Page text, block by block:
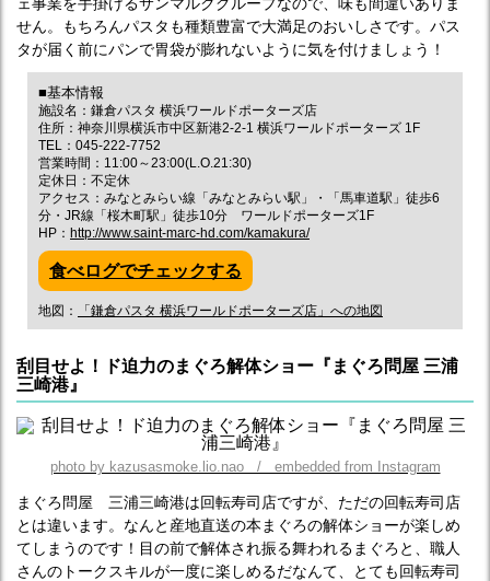
せん。もちろんパスタも種類豊富で大満足のおいしさです。パス
タが届く前にパンで胃袋が膨れないように気を付けましょう！
■基本情報
施設名：鎌倉パスタ 横浜ワールドポーターズ店
住所：神奈川県横浜市中区新港2-2-1 横浜ワールドポーターズ 1F
TEL：045-222-7752
営業時間：11:00～23:00(L.O.21:30)
定休日：不定休
アクセス：みなとみらい線「みなとみらい駅」・「馬車道駅」徒歩6
分・JR線「桜木町駅」徒歩10分 ワールドポーターズ1F
HP： http://www.saint-marc-hd.com/kamakura/
食べログでチェックする
地図： 「鎌倉パスタ 横浜ワールドポーターズ店」への地図
刮目せよ！ド迫力のまぐろ解体ショー『まぐろ問屋 三浦
三崎港』
photo by kazusasmoke.lio.nao / embedded from Instagram
まぐろ問屋 三浦三崎港は回転寿司店ですが、ただの回転寿司店
とは違います。なんと産地直送の本まぐろの解体ショーが楽しめ
てしまうのです！目の前で解体され振る舞われるまぐろと、職人
さんのトークスキルが一度に楽しめるだなんて、とても回転寿司